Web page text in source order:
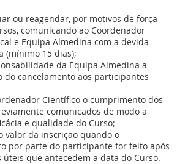
ou reagendar, por motivos de força
comunicando ao Coordenador
e Equipa Almedina com a devida
(mínimo 15 dias);
da Equipa Almedina a
do cancelamento aos participantes
Científico o cumprimento dos
comunicados de modo a
e qualidade do Curso;
valor da inscrição quando o
por parte do participante for feito após
úteis que antecedem a data do Curso.